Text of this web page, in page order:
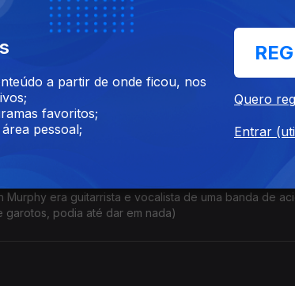
faz hoje 100 anos! Um século! Achava que era
etc.
Murphy era guitarrista e vocalista de uma banda de
garotos, podia até dar em nada)
a partir de onde ficou, nos
favoritos;
pessoal;
Quero
Entrar